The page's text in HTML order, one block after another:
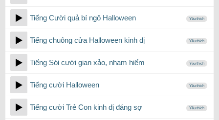
Tiếng Cười quả bí ngô Halloween Yêu thích
Tiếng chuông cửa Halloween kinh dị Yêu thích
Tiếng Sói cười gian xảo, nham hiểm Yêu thích
Tiếng cười Halloween Yêu thích
Tiếng cười Trẻ Con kinh dị đáng sợ Yêu thích